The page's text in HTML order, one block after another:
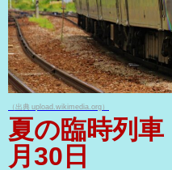
（出典 upload.wikimedia.org）
夏の臨時列
月30日